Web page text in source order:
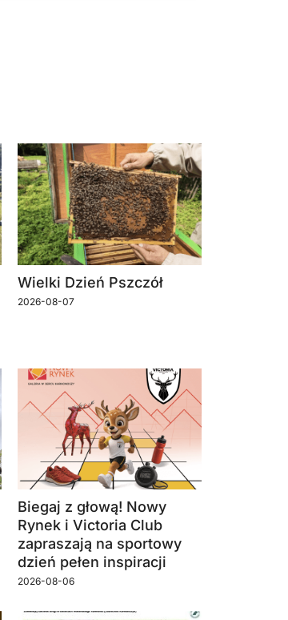
Wielki Dzień Pszczół
2026-08-07
Biegaj z głową! Nowy
Rynek i Victoria Club
zapraszają na sportowy
dzień pełen inspiracji
2026-08-06